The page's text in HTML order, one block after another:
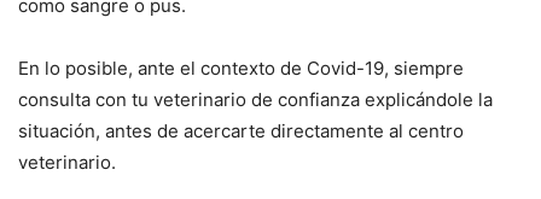
como sangre o pus.
En lo posible, ante el contexto de Covid-19, siempre
consulta con tu veterinario de confianza explicándole la
situación, antes de acercarte directamente al centro
veterinario.